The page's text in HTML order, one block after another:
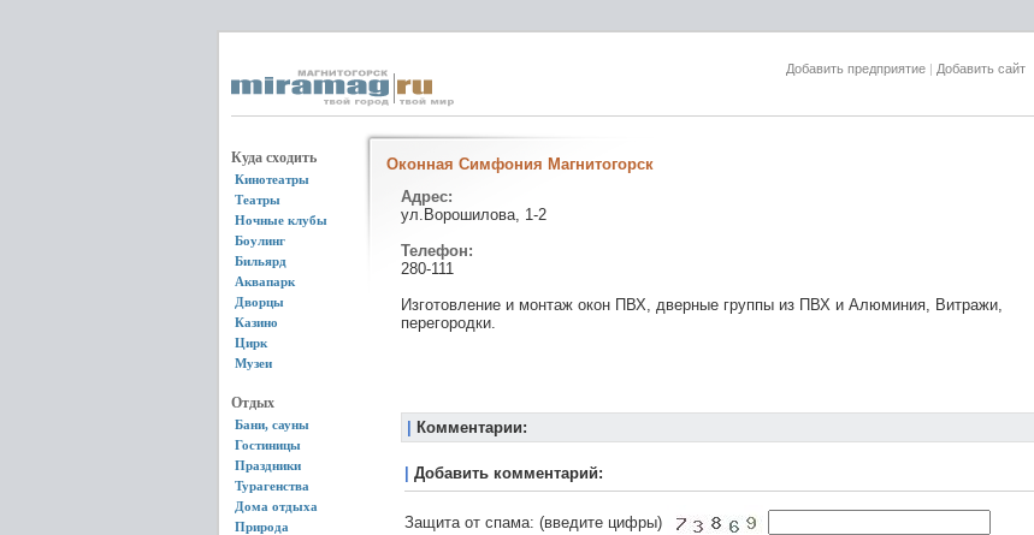
Добавить предприятие | Добавить сайт
Куда сходить
Кинотеатры
Театры
Ночные клубы
Боулинг
Бильярд
Аквапарк
Дворцы
Казино
Цирк
Музеи
Отдых
Бани, сауны
Гостиницы
Праздники
Турагенства
Дома отдыха
Природа
Оконная Симфония Магнитогорск
Адрес:
ул.Ворошилова, 1-2
Телефон:
280-111
Изготовление и монтаж окон ПВХ, дверные группы из ПВХ и Алюминия, Витражи,
перегородки.
Комментарии:
Добавить комментарий:
Защита от спама: (введите цифры)